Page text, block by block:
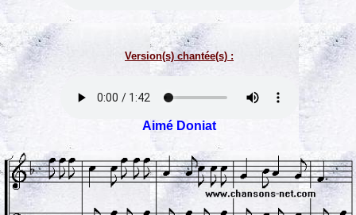
Version(s) chantée(s) :
Aimé Doniat